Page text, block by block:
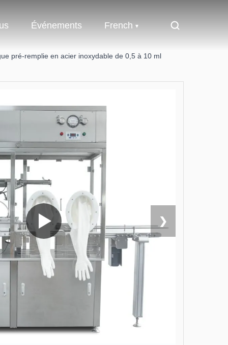
Événements French
pré-remplie en acier inoxydable de 0,5 à 10 ml
❯